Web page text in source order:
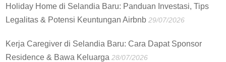
Holiday Home di Selandia Baru: Panduan Investasi, Tips
Legalitas & Potensi Keuntungan Airbnb 29/07/2026
Kerja Caregiver di Selandia Baru: Cara Dapat Sponsor
Residence & Bawa Keluarga 28/07/2026